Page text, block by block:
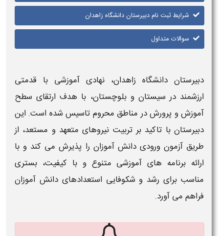
شرایط ثبت نام دبیرستان دانشگاه زاهدان
سوالات متداول
دبیرستان دانشگاه زاهدان، نهادی آموزشی با قدمتی
ارزشمند در سیستان و بلوچستان، با هدف ارتقای سطح
آموزش و پرورش در مناطق محروم تاسیس شده است. این
دبیرستان با تاکید بر تربیت نیروهای متعهد و مستعد، از
طریقآزمون ورودی دانش آموزان را پذیرش می کند و با
ارائه برنامه های آموزشی متنوع و با کیفیت، بستری
مناسب برای رشد و شکوفایی استعدادهای دانش آموزان
فراهم می آورد.